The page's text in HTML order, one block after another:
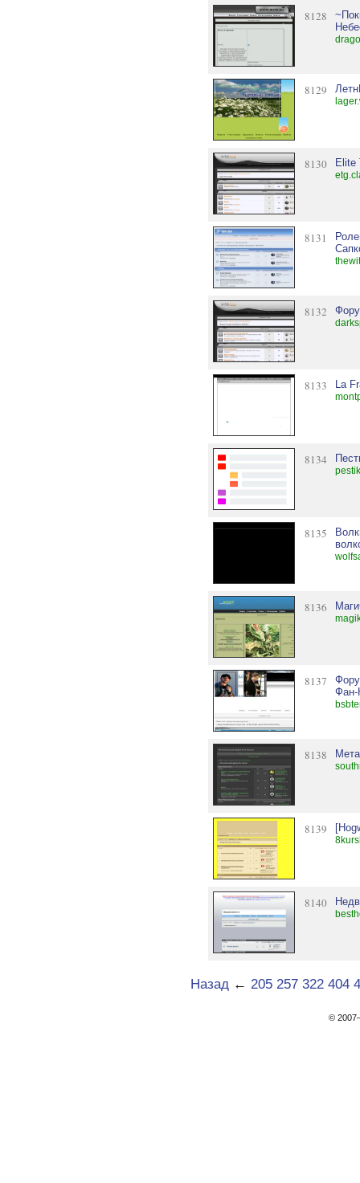
8128
8129
8130 Elite
8131
8132
8133 La
8134
8135
8136
8137
Фан-
8138
8139
8140
Назад ← 205 257 322 404
©